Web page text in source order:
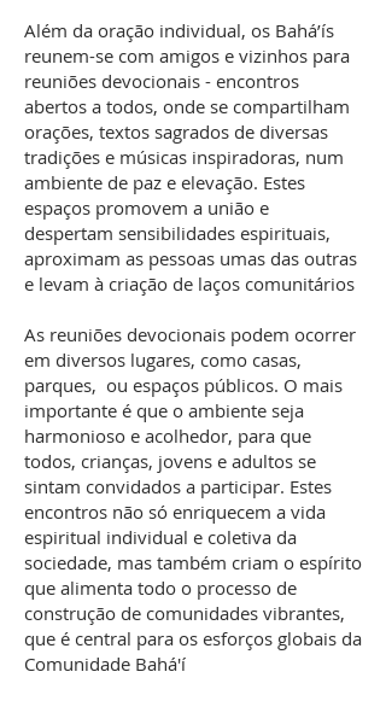
Além da oração individual, os Bahá’ís
reunem-se com amigos e vizinhos para
reuniões devocionais - encontros
abertos a todos, onde se compartilham
orações, textos sagrados de diversas
tradições e músicas inspiradoras, num
ambiente de paz e elevação. Estes
espaços promovem a união e
despertam sensibilidades espirituais,
aproximam as pessoas umas das outras
e levam à criação de laços comunitários
As reuniões devocionais podem ocorrer
em diversos lugares, como casas,
parques, ou espaços públicos. O mais
importante é que o ambiente seja
harmonioso e acolhedor, para que
todos, crianças, jovens e adultos se
sintam convidados a participar. Estes
encontros não só enriquecem a vida
espiritual individual e coletiva da
sociedade, mas também criam o espírito
que alimenta todo o processo de
construção de comunidades vibrantes,
que é central para os esforços globais da
Comunidade Bahá'í